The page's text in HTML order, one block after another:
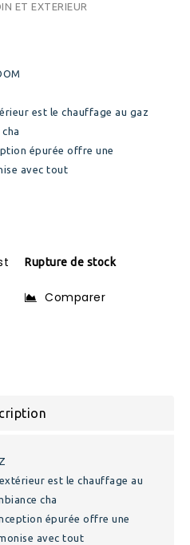
ET EXTERIEUR
est le chauffage au gaz
épurée offre une
avec tout
Rupture de stock
Comparer
est le chauffage au
cha
épurée offre une
avec tout